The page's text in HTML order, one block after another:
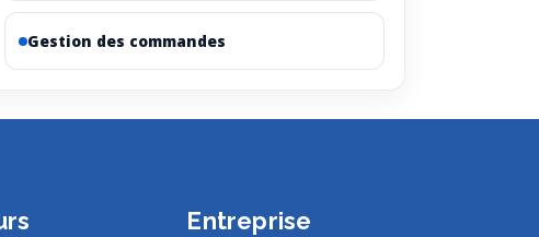
Gestion des commandes
Entreprise